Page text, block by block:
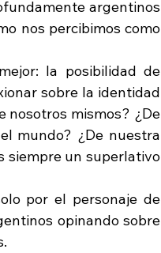
argentinos
nos percibimos como
la posibilidad de
sobre la identidad
nosotros mismos? ¿De
mundo? ¿De nuestra
siempre un superlativo
por el personaje de
opinando sobre